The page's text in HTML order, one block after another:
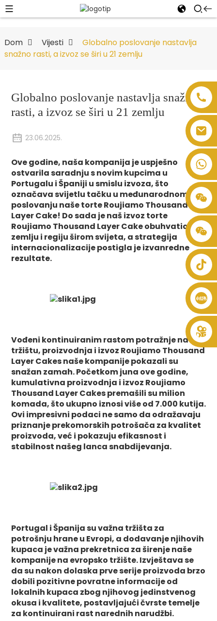
+86 8619946512999
Dom Vijesti
Globalno poslovanje nastavlja
snažno rasti, a izvoz se širi u 21 zemlju
Globalno poslovanje nastavlja snažno
rasti, a izvoz se širi u 21 zemlju
23.06.2025.
Ove godine, naša kompanija je uspješno
ostvarila saradnju s novim kupcima u
Portugalu i Španiji u smislu izvoza, što
označava svijetlu tačku u međunarodnom
poslovanju naše torte Roujiamo Thousand
Layer Cake! Do sada je naš izvoz torte
Roujiamo Thousand Layer Cake obuhvatio 21
zemlju i regiju širom svijeta, a strategija
internacionalizacije postigla je izvanredne
rezultate.
Vođeni kontinuiranim rastom potražnje na
tržištu, proizvodnja i izvoz Roujiamo Thousand
Layer Cakes naše kompanije pokazali su
snažan zamah. Početkom juna ove godine,
kumulativna proizvodnja i izvoz Roujiamo
Thousand Layer Cakes premašili su milion
komada, što ukupno iznosi više od 7.000 kutija.
Ovi impresivni podaci ne samo da odražavaju
priznanje prekomorskih potrošača za kvalitet
proizvoda, već i pokazuju efikasnost i
stabilnost našeg lanca snabdijevanja.
Portugal i Španija su važna tržišta za
potrošnju hrane u Evropi, a dodavanje njihovih
kupaca je važna prekretnica za širenje naše
kompanije na evropsko tržište. Izvještava se
da su nakon dolaska prve serije proizvoda brzo
dobili pozitivne povratne informacije od
lokalnih kupaca zbog njihovog jedinstvenog
okusa i kvalitete, postavljajući čvrste temelje
za kontinuirani rast narednih narudžbi.